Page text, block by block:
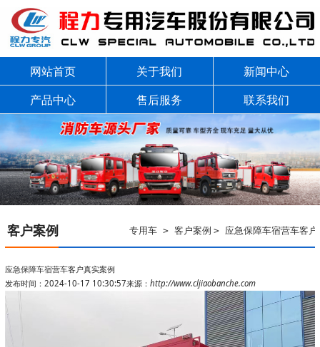
网站首页 关于我们
新闻中心
产品中心
售后服务 联系我们
专用车> 客户案例 > 应急保障车宿营车客
客户案例
应急保障车宿营车客户真实案例
发布时间：2024-10-17 10:30:57来源：http://www.cljiaobanche.com